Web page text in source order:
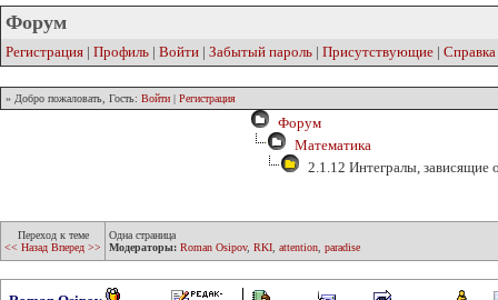
Форум
Регистрация | Профиль | Войти | Забытый пароль | Присутствующие | Справка
» Добро пожаловать, Гость: Войти | Регистрация
Форум
Математика
2.1.12 Интегралы, зависящие
Переход к теме
<< Назад Вперед >>
Одна страница
Модераторы: Roman Osipov, RKI attention paradise